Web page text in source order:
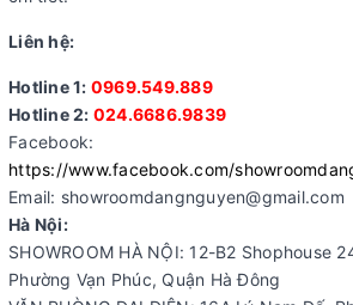
Liên hệ:
Hotline 1: 0969.549.889
Hotline 2: 024.6686.9839
Facebook:
https://www.facebook.com/
Email: showroomdangnguyen@gmail.com
Hà Nội:
SHOWROOM HÀ NỘI: 12-B2 Shophouse
Phường Vạn Phúc, Quận Hà Đông